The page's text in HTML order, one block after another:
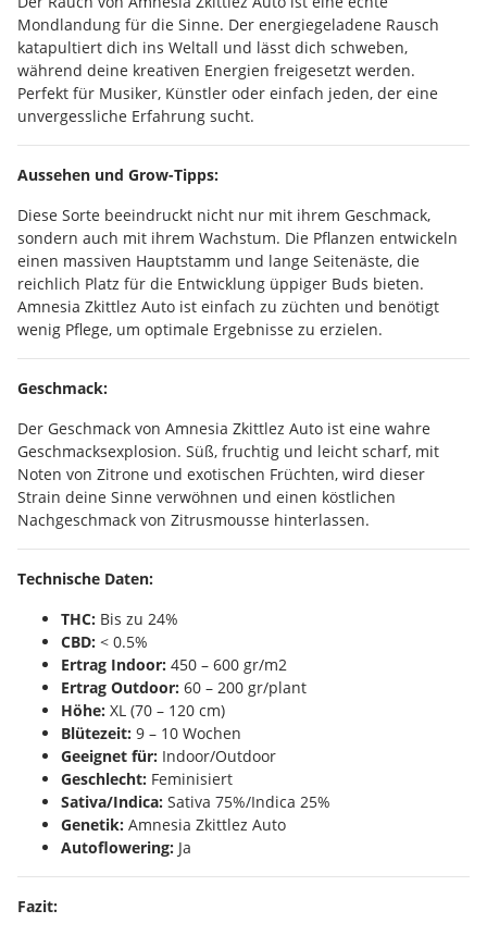
Mondlandung für die Sinne. Der energiegeladene Rausch
katapultiert dich ins Weltall und lässt dich schweben,
während deine kreativen Energien freigesetzt werden.
Perfekt für Musiker, Künstler oder einfach jeden, der eine
unvergessliche Erfahrung sucht.
Aussehen und Grow-Tipps:
Diese Sorte beeindruckt nicht nur mit ihrem Geschmack,
sondern auch mit ihrem Wachstum. Die Pflanzen entwickeln
einen massiven Hauptstamm und lange Seitenäste, die
reichlich Platz für die Entwicklung üppiger Buds bieten.
Amnesia Zkittlez Auto ist einfach zu züchten und benötigt
wenig Pflege, um optimale Ergebnisse zu erzielen.
Geschmack:
Der Geschmack von Amnesia Zkittlez Auto ist eine wahre
Geschmacksexplosion. Süß, fruchtig und leicht scharf, mit
Noten von Zitrone und exotischen Früchten, wird dieser
Strain deine Sinne verwöhnen und einen köstlichen
Nachgeschmack von Zitrusmousse hinterlassen.
Technische Daten:
THC: Bis zu 24%
CBD: < 0.5%
Ertrag Indoor: 450 – 600 gr/m2
Ertrag Outdoor: 60 – 200 gr/plant
Höhe: XL (70 – 120 cm)
Blütezeit: 9 – 10 Wochen
Geeignet für: Indoor/Outdoor
Geschlecht: Feminisiert
Sativa/Indica: Sativa 75%/Indica 25%
Genetik: Amnesia Zkittlez Auto
Autoflowering: Ja
Fazit: